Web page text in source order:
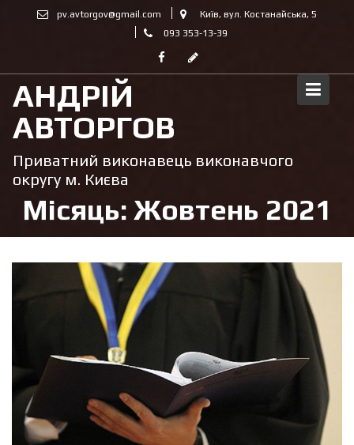
pv.avtorgov@gmail.com
Київ, вул. Костанайська, 5
093 353-13-39
АНДРІЙ
АВТОРГОВ
Приватний виконавець виконавчого
округу м. Києва
Місяць: Жовтень 2021